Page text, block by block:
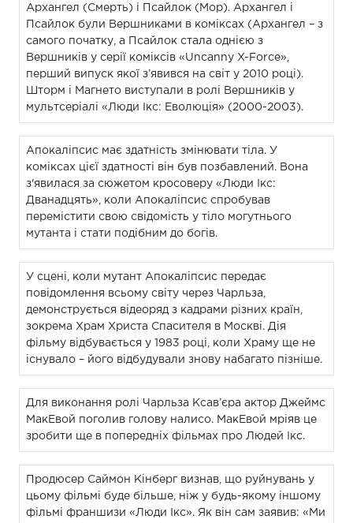
Архангел (Смерть) і Псайлок (Мор). Архангел і
Псайлок були Вершниками в коміксах (Архангел – з
самого початку, а Псайлок стала однією з
Вершників у серії коміксів «Uncanny X-Force»,
перший випуск якої з’явився на світ у 2010 році).
Шторм і Магнето виступали в ролі Вершників у
мультсеріалі «Люди Ікс: Еволюція» (2000-2003).
Апокаліпсис має здатність змінювати тіла. У
коміксах цієї здатності він був позбавлений. Вона
з'явилася за сюжетом кросоверу «Люди Ікс:
Дванадцять», коли Апокаліпсис спробував
перемістити свою свідомість у тіло могутнього
мутанта і стати подібним до богів.
У сцені, коли мутант Апокаліпсис передає
повідомлення всьому світу через Чарльза,
демонструється відеоряд з кадрами різних країн,
зокрема Храм Христа Спасителя в Москві. Дія
фільму відбувається у 1983 році, коли Храму ще не
існувало – його відбудували знову набагато пізніше.
Для виконання ролі Чарльза Ксав’єра актор Джеймс
МакЕвой поголив голову налисо. МакЕвой мріяв це
зробити ще в попередніх фільмах про Людей Ікс.
Продюсер Саймон Кінберг визнав, що руйнувань у
цьому фільмі буде більше, ніж у будь-якому іншому
фільмі франшизи «Люди Ікс». Як він сам заявив: «Ми